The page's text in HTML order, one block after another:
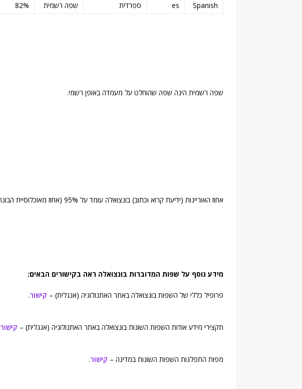
Spanish
es ספרדית שפה רשמית 82%
שפה רשמית הינה שפה שהוחלט על מעמדה באופן רשמי.
אחוז האוריינות (ידיעת קרוא וכתוב) בונצואלה עומד על 95% (אחוז מאוכלוסיית הבוגרים).
מידע נוסף על שפות המדוברות בונצואלה ראה בקישורים הבאים:
פרופיל כללי של השפות בונצואלה באתר האתנולוגיה (אנגלית) – קישור.
תקצירי מידע אודות השפות השונות בונצואלה באתר האתנולוגיה (אנגלית) – קישור
מפות התפלגות השפות השונות במדינה – קישור.